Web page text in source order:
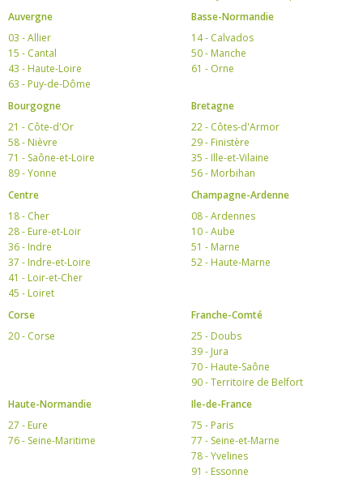
Auvergne
03 - Allier
15 - Cantal
43 - Haute-Loire
63 - Puy-de-Dôme
Basse-Normandie
14 - Calvados
50 - Manche
61 - Orne
Bourgogne
21 - Côte-d'Or
58 - Nièvre
71 - Saône-et-Loire
89 - Yonne
Bretagne
22 - Côtes-d'Armor
29 - Finistère
35 - Ille-et-Vilaine
56 - Morbihan
Centre
18 - Cher
28 - Eure-et-Loir
36 - Indre
37 - Indre-et-Loire
41 - Loir-et-Cher
45 - Loiret
Champagne-Ardenne
08 - Ardennes
10 - Aube
51 - Marne
52 - Haute-Marne
Corse
20 - Corse
Franche-Comté
25 - Doubs
39 - Jura
70 - Haute-Saône
90 - Territoire de Belfort
Haute-Normandie
27 - Eure
76 - Seine-Maritime
Ile-de-France
75 - Paris
77 - Seine-et-Marne
78 - Yvelines
91 - Essonne